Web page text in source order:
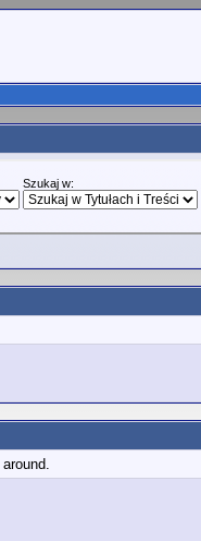
Szukaj w: